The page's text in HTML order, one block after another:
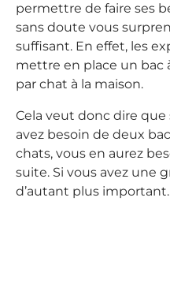
permettre de faire ses
sans doute vous
suffisant. En effet, les
mettre en place un bac
par chat à la maison.
Cela veut donc dire que
avez besoin de deux
chats, vous en aurez
suite. Si vous avez une
d’autant plus important.